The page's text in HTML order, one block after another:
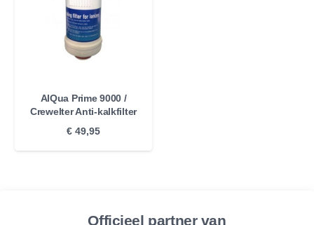
AlQua Prime 9000 /
Crewelter Anti-kalkfilter
€ 49,95
Officieel partner van